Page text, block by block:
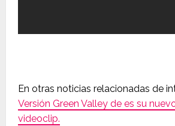
En otras noticias relacionadas de
Versión Green Valley de es su
videoclip.